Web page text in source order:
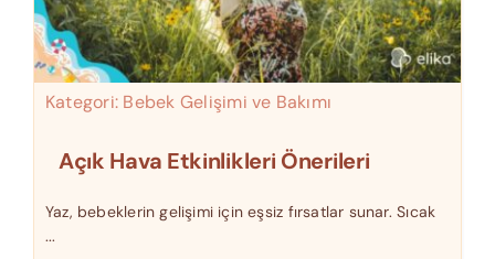
Kategori: Bebek Gelişimi ve Bakımı
Açık Hava Etkinlikleri Önerileri
Yaz, bebeklerin gelişimi için eşsiz fırsatlar sunar. Sıcak
...